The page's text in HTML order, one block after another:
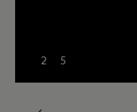
2 5